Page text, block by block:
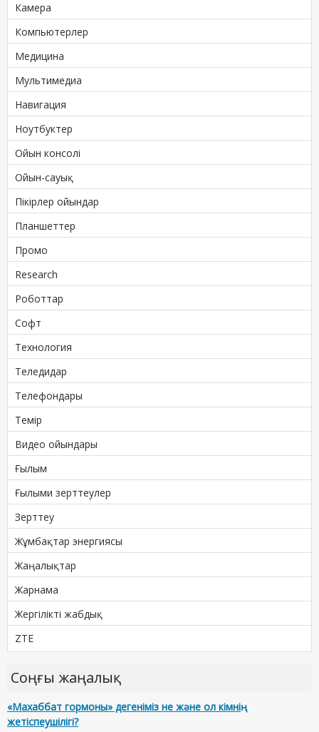
Камера
Компьютерлер
Медицина
Мультимедиа
Навигация
Ноутбуктер
Ойын консолі
Ойын-сауық
Пікірлер ойындар
Планшеттер
Промо
Research
Роботтар
Софт
Технология
Теледидар
Телефондары
Темір
Видео ойындары
Ғылым
Ғылыми зерттеулер
Зерттеу
Жұмбақтар энергиясы
Жаңалықтар
Жарнама
Жергілікті жабдық
ZTE
Соңғы жаңалық
«Махаббат гормоны» дегеніміз не және ол кімнің
жетіспеушілігі?